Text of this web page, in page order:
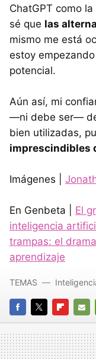
ChatGPT como
sé que las
mismo me está
estoy
potencial.
Aún así, mi
—ni debe ser—
bien utilizadas,
imprescindibles
Imágenes |
En Genbeta | El
inteligencia
trampas: el
aprendizaje
FACEBOOK
TWITTERFLIPBOARD
E-
MAIL
TEMAS